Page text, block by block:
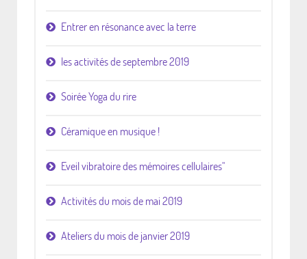
Entrer en résonance avec la terre
les activités de septembre 2019
Soirée Yoga du rire
Céramique en musique !
Eveil vibratoire des mémoires cellulaires"
Activités du mois de mai 2019
Ateliers du mois de janvier 2019